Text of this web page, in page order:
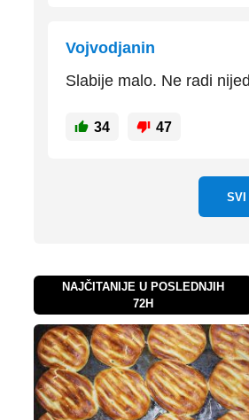
Vojvodjanin
Slabije malo. Ne radi
34 47
SVI
NAJČITANIJE U POSLEDNJIH
72H